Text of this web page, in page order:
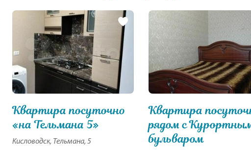
Квартира посуточно
«на Тельмана 5»
Кисловодск, Тельмана, 5
Квартира
рядом с
бульваром